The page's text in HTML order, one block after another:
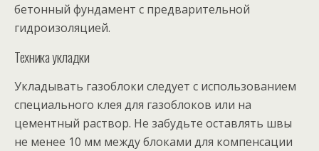
бетонный фундамент с предварительной
гидроизоляцией.
Техника укладки
Укладывать газоблоки следует с использованием
специального клея для газоблоков или на
цементный раствор. Не забудьте оставлять швы
не менее 10 мм между блоками для компенсации